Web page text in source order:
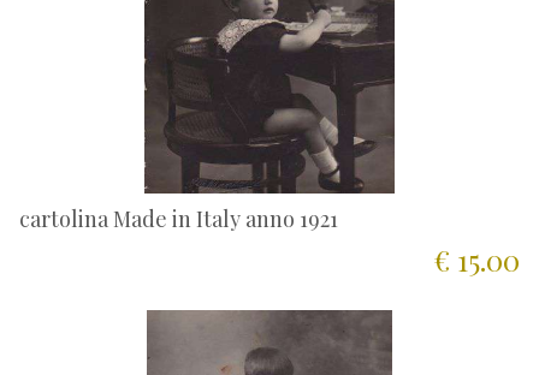
cartolina Made in Italy anno 1921
€ 15.00